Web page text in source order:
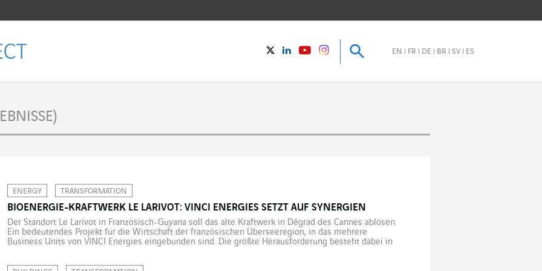
TwitterLinkedInYoutubeinstagram Suche
EN FR DE BR SV ES
Suche
ENERGY TRANSFORMATION
BIOENERGIE-KRAFTWERK LE LARIVOT: VINCI ENERGIES SETZT AUF SYNERGIEN
Der Standort Le Larivot in Französisch-Guyana soll das alte Kraftwerk in Dégrad des Cannes ablösen.
Ein bedeutendes Projekt für die Wirtschaft der französischen Überseeregion, in das mehrere
Business Units von VINCI Energies eingebunden sind. Die größte Herausforderung besteht dabei in